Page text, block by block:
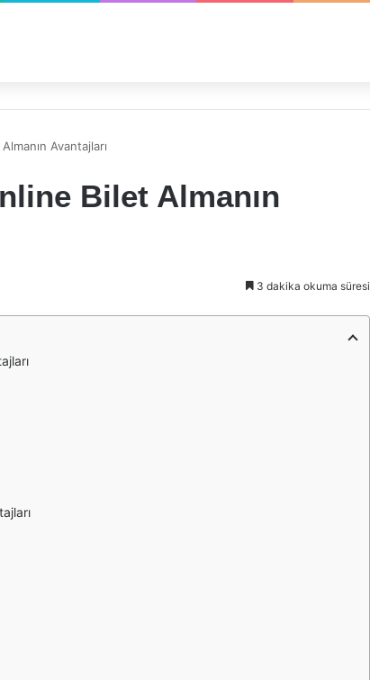
Avantajları
Bilet Almanın
3 dakika okuma süresi